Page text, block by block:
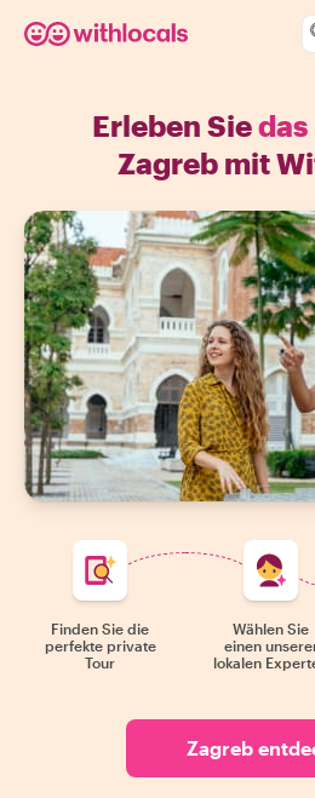
Erleben Siedas
Zagreb mit
Finden Sie die
perfekte private
Tour
Wählen Sie
einen
lokalen
Zagreb